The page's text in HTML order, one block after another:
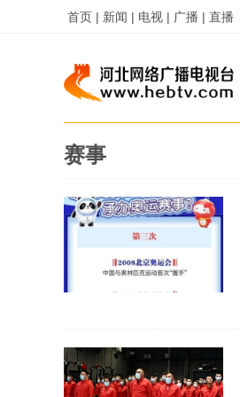
首页 | 新闻 | 电视 | 广播 | 直播
赛事